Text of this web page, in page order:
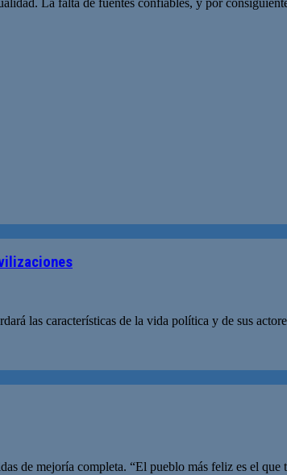
las características de la vida política y de sus
de mejoría completa. “El pueblo más feliz es el que